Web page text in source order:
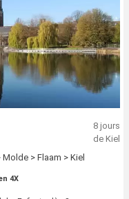
8 jours
de Kiel
> Flaam > Kiel
4X